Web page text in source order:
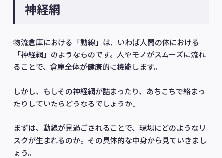
神経網
物流倉庫における「動線」は、いわば人間の体における
「神経網」のようなものです。人やモノがスムーズに流れ
ることで、倉庫全体が健康的に機能します。
しかし、もしその神経網が詰まったり、あちこちで絡まっ
たりしていたらどうなるでしょうか。
まずは、動線が見過ごされることで、現場にどのようなリ
スクが生まれるのか。その具体的な中身から見ていきまし
ょう。